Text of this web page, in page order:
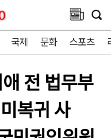
국제 문화 스포츠
전 법무부
복귀 사